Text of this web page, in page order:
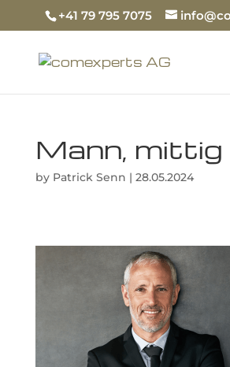
+41 79 795 7075
Mann, mittig
by Patrick Senn | 28.05.2024